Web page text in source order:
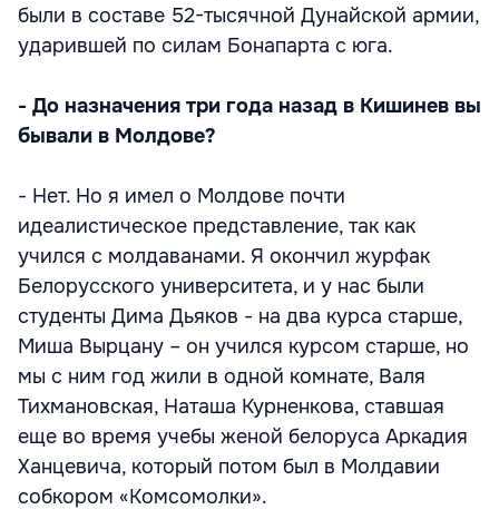
были в составе 52-тысячной Дунайской армии,
ударившей по силам Бонапарта с юга.
- До назначения три года назад в Кишинев вы
бывали в Молдове?
- Нет. Но я имел о Молдове почти
идеалистическое представление, так как
учился с молдаванами. Я окончил журфак
Белорусского университета, и у нас были
студенты Дима Дьяков - на два курса старше,
Миша Вырцану – он учился курсом старше, но
мы с ним год жили в одной комнате, Валя
Тихмановская, Наташа Курненкова, ставшая
еще во время учебы женой белоруса Аркадия
Ханцевича, который потом был в Молдавии
собкором «Комсомолки».